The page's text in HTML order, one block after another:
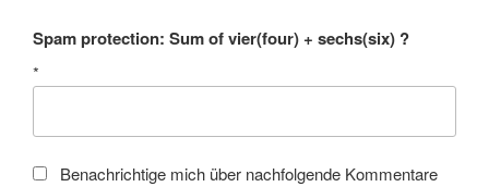
Spam protection: Sum of vier(four) + sechs(six) ?
*
Benachrichtige mich über nachfolgende Kommentare